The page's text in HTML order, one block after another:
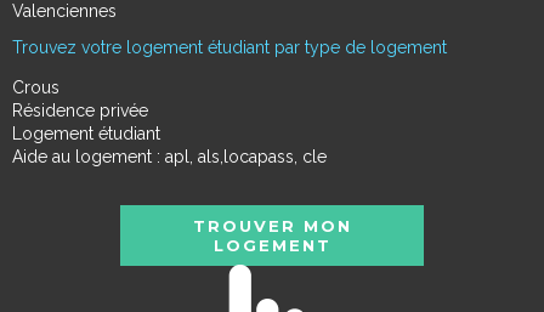
Valenciennes
Trouvez votre logement étudiant par type de logement
Crous
Résidence privée
Logement étudiant
Aide au logement : apl, als,locapass, cle
TROUVER MON
LOGEMENT